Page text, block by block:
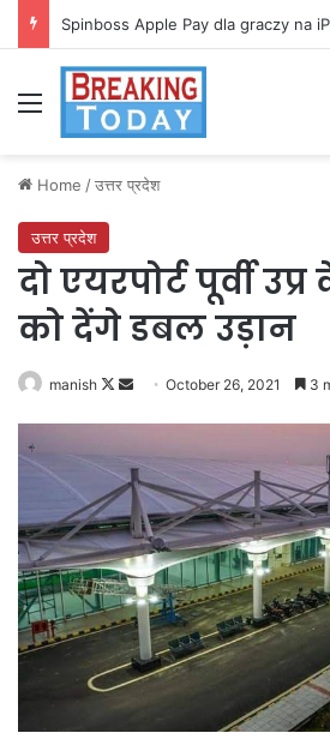
Spinboss Apple Pay dla graczy na
Menu
Home /उत्तर प्रदेश
उत्तर प्रदेश
दो एयरपोर्ट पूर्वी
को देंगे डबल उड़ान
manish
Follow
SendOctober 26, 2021 3